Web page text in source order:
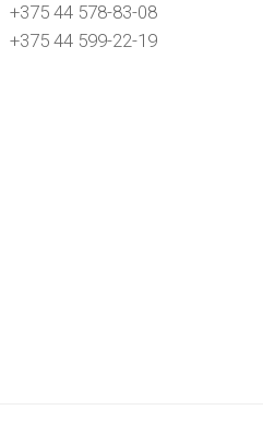
+375 44 578-83-08
+375 44 599-22-19